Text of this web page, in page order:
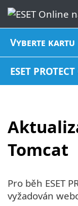
Vyberte kartu
ESET
Tomcat
Pro běh ESET
vyžadován